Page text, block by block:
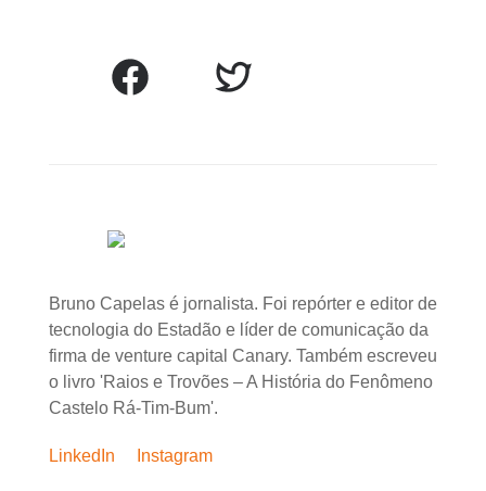
Bruno Capelas é jornalista. Foi repórter e editor de
tecnologia do Estadão e líder de comunicação da
firma de venture capital Canary. Também escreveu
o livro 'Raios e Trovões – A História do Fenômeno
Castelo Rá-Tim-Bum'.
LinkedIn Instagram